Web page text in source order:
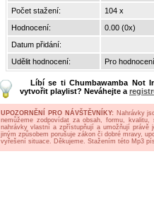
Počet stažení:
104 x
Hodnocení:
0.00 (0x)
Datum přidání:
Udělit hodnocení:
Pro
Líbí se tiChumbawamba Not
vytvořit playlist? Neváhejte a
UPOZORNĚNÍ PRO NÁVŠTĚVNÍKY: Nahrávky
nemůžeme zodpovídat za obsah, formu,
nahrávky vlastní a zpřístupňují a umožňují právě
jiným způsobem porušuje zákon či dobré mravy,
vyřešení situace. Děkujeme. Stažením této Mp3